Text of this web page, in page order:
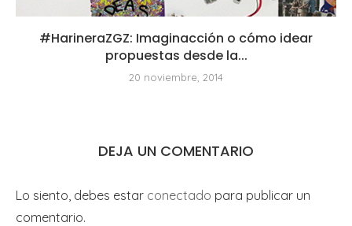
#HarineraZGZ: Imaginacción o cómo idear
propuestas desde la...
20 noviembre, 2014
DEJA UN COMENTARIO
Lo siento, debes estar conectado para publicar un
comentario.